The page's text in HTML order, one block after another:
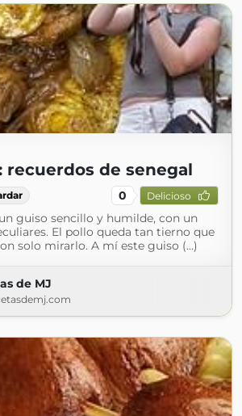
recuerdos de senegal
0 Delicioso
guiso sencillo y humilde, con un
El pollo queda tan tierno que
solo mirarlo. A mí este guiso (...)
de MJ